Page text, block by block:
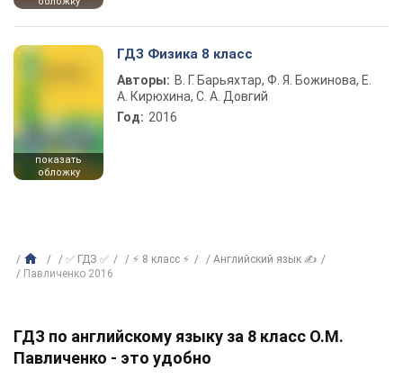
показать
обложку
ГДЗ Физика 8 класс
Авторы: В. Г. Барьяхтар, Ф. Я. Божинова, Е.
А. Кирюхина, С. А. Довгий
Год: 2016
✅ ГДЗ ✅ ⚡ 8 класс ⚡
Английский язык ✍
Павличенко 2016
ГДЗ по английскому языку за 8 класс О.М.
Павличенко - это удобно